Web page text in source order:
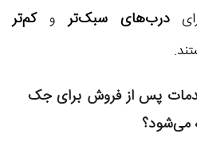
درب‌های سبک‌تر وکم‌تر
جک
می‌شود؟